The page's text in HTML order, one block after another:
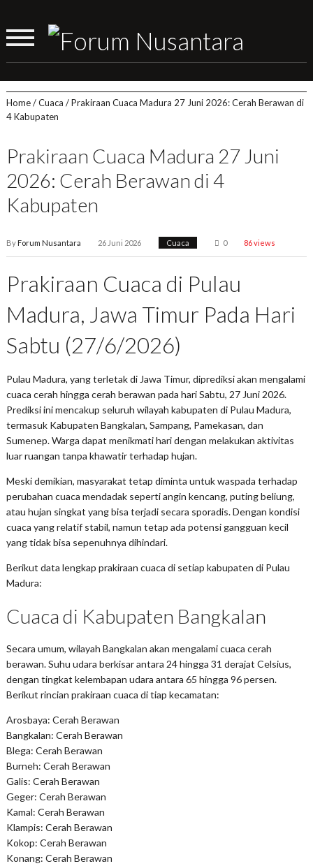
Home/Cuaca /Prakiraan Cuaca Madura 27 Juni 2026: Cerah Berawan di
4 Kabupaten
Prakiraan Cuaca Madura 27 Juni
2026: Cerah Berawan di 4
Kabupaten
ByForum Nusantara 26 Juni 2026 Cuaca 0 86 views
Prakiraan Cuaca di Pulau
Madura, Jawa Timur Pada Hari
Sabtu (27/6/2026)
Pulau Madura, yang terletak di Jawa Timur, diprediksi akan mengalami
cuaca cerah hingga cerah berawan pada hari Sabtu, 27 Juni 2026.
Prediksi ini mencakup seluruh wilayah kabupaten di Pulau Madura,
termasuk Kabupaten Bangkalan, Sampang, Pamekasan, dan
Sumenep. Warga dapat menikmati hari dengan melakukan aktivitas
luar ruangan tanpa khawatir terhadap hujan.
Meski demikian, masyarakat tetap diminta untuk waspada terhadap
perubahan cuaca mendadak seperti angin kencang, puting beliung,
atau hujan singkat yang bisa terjadi secara sporadis. Dengan kondisi
cuaca yang relatif stabil, namun tetap ada potensi gangguan kecil
yang tidak bisa sepenuhnya dihindari.
Berikut data lengkap prakiraan cuaca di setiap kabupaten di Pulau
Madura:
Cuaca di Kabupaten Bangkalan
Secara umum, wilayah Bangkalan akan mengalami cuaca cerah
berawan. Suhu udara berkisar antara 24 hingga 31 derajat Celsius,
dengan tingkat kelembapan udara antara 65 hingga 96 persen.
Berikut rincian prakiraan cuaca di tiap kecamatan:
Arosbaya: Cerah Berawan
Bangkalan: Cerah Berawan
Blega: Cerah Berawan
Burneh: Cerah Berawan
Galis: Cerah Berawan
Geger: Cerah Berawan
Kamal: Cerah Berawan
Klampis: Cerah Berawan
Kokop: Cerah Berawan
Konang: Cerah Berawan